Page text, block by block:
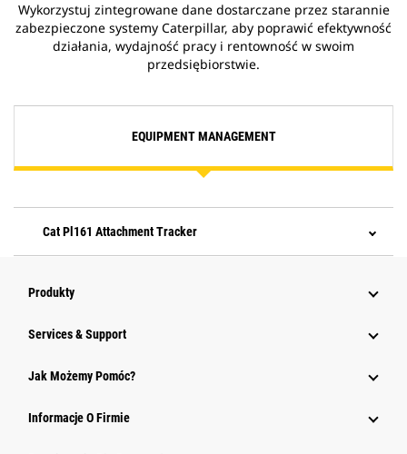
Wykorzystuj zintegrowane dane dostarczane przez starannie
zabezpieczone systemy Caterpillar, aby poprawić efektywność
działania, wydajność pracy i rentowność w swoim
przedsiębiorstwie.
EQUIPMENT MANAGEMENT
Cat Pl161 Attachment Tracker
Produkty
Services & Support
Jak Możemy Pomóc?
Informacje O Firmie